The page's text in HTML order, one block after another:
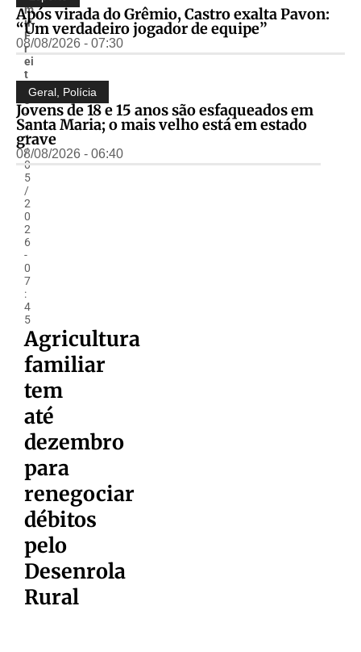
m
ir
F
r
ei
t
a
s
-
1
1
/
0
5
/
2
0
2
6
-
0
7
:
4
5
Agricultura
familiar
tem
até
dezembro
para
renegociar
débitos
pelo
Desenrola
Rural
Após virada do Grêmio, Castro exalta Pavon:
“Um verdadeiro jogador de equipe”
08/08/2026 - 07:30
Geral Polícia
Jovens de 18 e 15 anos são esfaqueados em
Santa Maria; o mais velho está em estado
grave
08/08/2026 - 06:40